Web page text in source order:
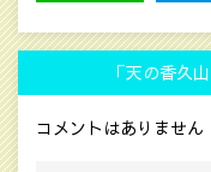
「天の香久
コメントはありません